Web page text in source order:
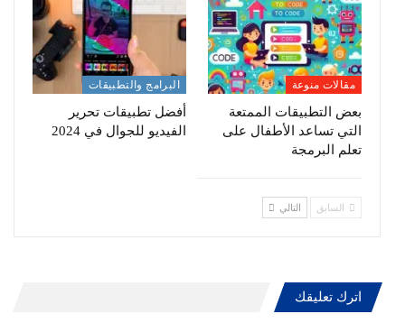
مقالات منوعة
بعض التطبيقات الممتعة
التي تساعد الأطفال على
تعلم البرمجة
البرامج والتطبيقات
أفضل تطبيقات تحرير
الفيديو للجوال في 2024
السابق التالي
اترك تعليقك